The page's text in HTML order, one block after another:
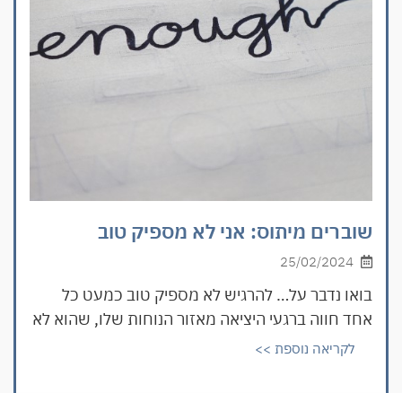
שוברים מיתוס: אני לא מספיק טוב
25/02/2024
בואו נדבר על… להרגיש לא מספיק טוב כמעט כל
אחד חווה ברגעי היציאה מאזור הנוחות שלו, שהוא לא
לקריאה נוספת >>